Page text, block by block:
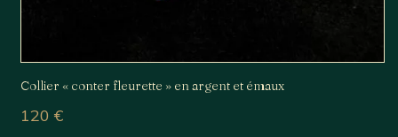
Collier « conter fleurette » en argent et émaux
120€